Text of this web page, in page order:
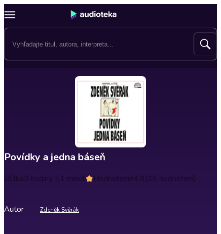
Povídky a jedna báseň
Dĺžka3 hodiny 51 minút Hodnotenie4.9(19 hodnotení)
Autor Zdeněk Svěrák